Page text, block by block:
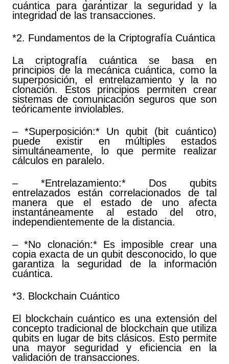
cuántica para garantizar la seguridad y la
integridad de las transacciones.
*2. Fundamentos de la Criptografía Cuántica
La criptografía cuántica se basa en
principios de la mecánica cuántica, como la
superposición, el entrelazamiento y la no
clonación. Estos principios permiten crear
sistemas de comunicación seguros que son
teóricamente inviolables.
– *Superposición:* Un qubit (bit cuántico)
puede existir en múltiples estados
simultáneamente, lo que permite realizar
cálculos en paralelo.
– *Entrelazamiento:* Dos qubits
entrelazados están correlacionados de tal
manera que el estado de uno afecta
instantáneamente al estado del otro,
independientemente de la distancia.
– *No clonación:* Es imposible crear una
copia exacta de un qubit desconocido, lo que
garantiza la seguridad de la información
cuántica.
*3. Blockchain Cuántico
El blockchain cuántico es una extensión del
concepto tradicional de blockchain que utiliza
qubits en lugar de bits clásicos. Esto permite
una mayor seguridad y eficiencia en la
validación de transacciones.